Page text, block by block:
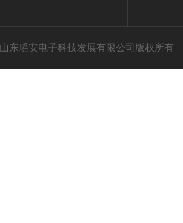
东瑶安电子科技发展有限公司版权所有